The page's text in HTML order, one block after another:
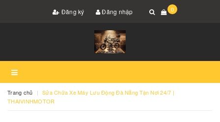
Đăng ký Đăng nhập 0
Trang chủ
Sửa Chữa Xe Máy Lưu Động Đà Nẵng Tận Nơi 24/7 |
THAIVINHMOTOR